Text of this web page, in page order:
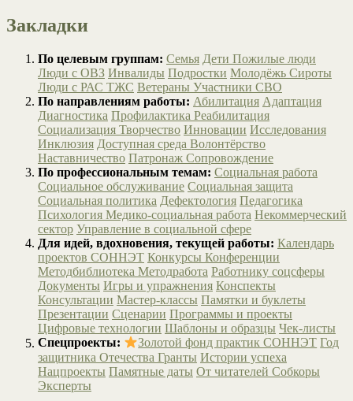
Закладки
По целевым группам: Семья Дети Пожилые люди
Люди с ОВЗ Инвалиды Подростки Молодёжь Сироты
Люди с РАС ТЖС Ветераны Участники СВО
По направлениям работы: Абилитация Адаптация
Диагностика Профилактика Реабилитация
Социализация Творчество Инновации Исследования
Инклюзия Доступная среда Волонтёрство
Наставничество Патронаж Сопровождение
По профессиональным темам: Социальная работа
Социальное обслуживание Социальная защита
Социальная политика Дефектология Педагогика
Психология Медико-социальная работа Некоммерческий
сектор Управление в социальной сфере
Для идей, вдохновения, текущей работы: Календарь
проектов СОННЭТ Конкурсы Конференции
Методбиблиотека Методработа Работнику соцсферы
Документы Игры и упражнения Конспекты
Консультации Мастер-классы Памятки и буклеты
Презентации Сценарии Программы и проекты
Цифровые технологии Шаблоны и образцы Чек-листы
Спецпроекты:
Золотой фонд практик СОННЭТ Год
защитника Отечества Гранты Истории успеха
Нацпроекты Памятные даты От читателей Собкоры
Эксперты